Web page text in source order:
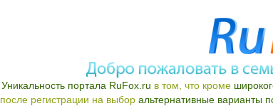
Уникальность портала RuFox.ru в том, что кроме
после регистрации на выбор альтернативные варианты